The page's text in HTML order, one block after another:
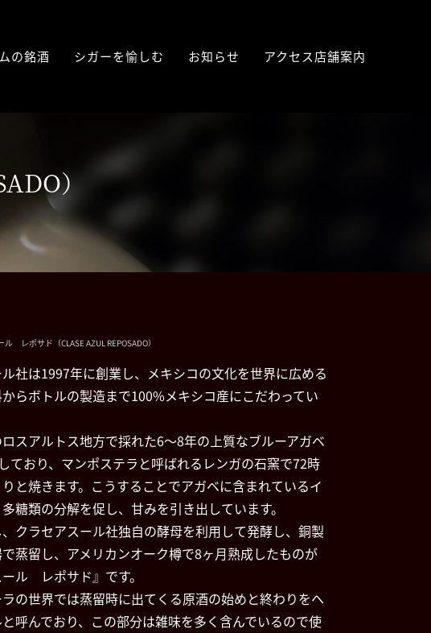
の銘酒 シガーを愉しむ お知らせ アクセス店舗案内
）
ル レポサド（CLASE AZUL REPOSADO）
社は1997年に創業し、メキシコの文化を世界に広める
らボトルの製造まで100%メキシコ産にこだわってい
スアルトス地方で採れた6〜8年の上質なブルーアガベ
ており、マンポステラと呼ばれるレンガの石窯で72時
と焼きます。こうすることでアガベに含まれているイ
糖類の分解を促し、甘みを引き出しています。
クラセアスール社独自の酵母を利用して発酵し、銅製
蒸留し、アメリカンオーク樽で8ヶ月熟成したものが
ール レポサド』です。
の世界では蒸留時に出てくる原酒の始めと終わりをヘ
呼んでおり、この部分は雑味を多く含んでいるので使